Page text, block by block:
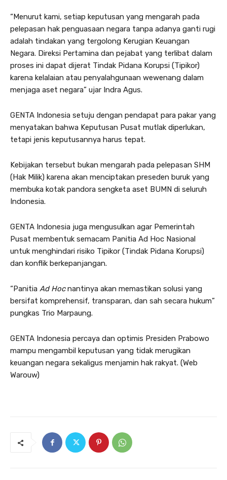
“Menurut kami, setiap keputusan yang mengarah pada
pelepasan hak penguasaan negara tanpa adanya ganti rugi
adalah tindakan yang tergolong Kerugian Keuangan
Negara. Direksi Pertamina dan pejabat yang terlibat dalam
proses ini dapat dijerat Tindak Pidana Korupsi (Tipikor)
karena kelalaian atau penyalahgunaan wewenang dalam
menjaga aset negara” ujar Indra Agus.
GENTA Indonesia setuju dengan pendapat para pakar yang
menyatakan bahwa Keputusan Pusat mutlak diperlukan,
tetapi jenis keputusannya harus tepat.
Kebijakan tersebut bukan mengarah pada pelepasan SHM
(Hak Milik) karena akan menciptakan preseden buruk yang
membuka kotak pandora sengketa aset BUMN di seluruh
Indonesia.
GENTA Indonesia juga mengusulkan agar Pemerintah
Pusat membentuk semacam Panitia Ad Hoc Nasional
untuk menghindari risiko Tipikor (Tindak Pidana Korupsi)
dan konflik berkepanjangan.
“Panitia Ad Hocnantinya akan memastikan solusi yang
bersifat komprehensif, transparan, dan sah secara hukum”
pungkas Trio Marpaung.
GENTA Indonesia percaya dan optimis Presiden Prabowo
mampu mengambil keputusan yang tidak merugikan
keuangan negara sekaligus menjamin hak rakyat. (Web
Warouw)